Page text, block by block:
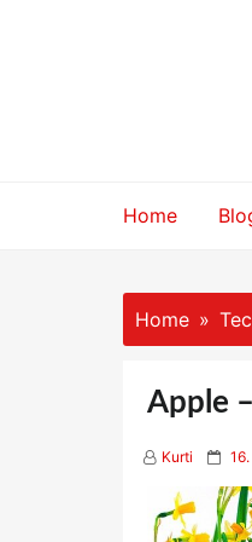
Home
Home
Apple
Kurti
P
s
t